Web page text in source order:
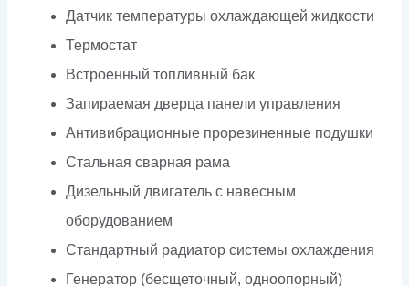
Датчик температуры охлаждающей жидкости
Термостат
Встроенный топливный бак
Запираемая дверца панели управления
Антивибрационные прорезиненные подушки
Стальная сварная рама
Дизельный двигатель с навесным
оборудованием
Стандартный радиатор системы охлаждения
Генератор (бесщеточный, одноопорный)